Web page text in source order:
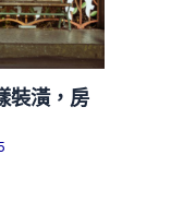
裝潢，房